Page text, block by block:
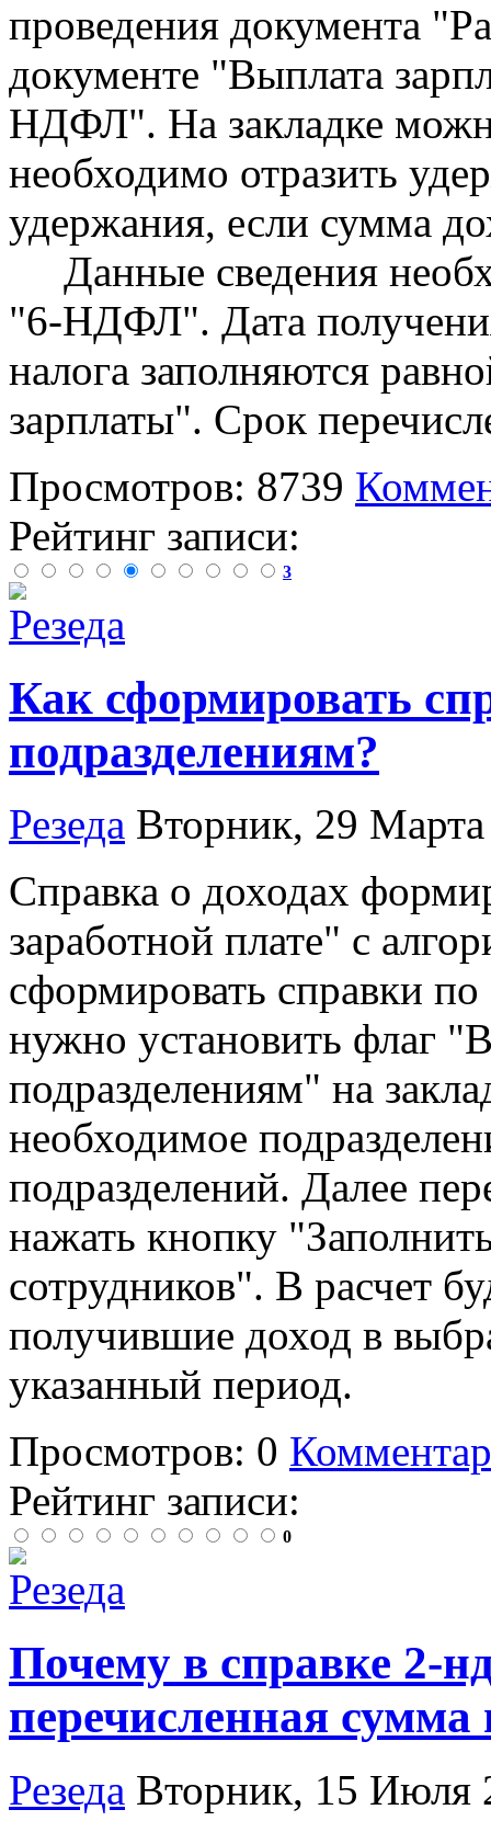
проведения документа
документе "Выплата
НДФЛ". На закладке
необходимо отразить
удержания, если сумма
Данные сведения
"6-НДФЛ". Дата
налога заполняются
зарплаты". Срок
Просмотров: 8739
Рейтинг записи:
3
Как сформировать
подразделениям?
Резеда Вторник, 29
Справка о доходах
заработной плате" с
сформировать справки
нужно установить флаг
подразделениям" на
необходимое
подразделений. Далее
нажать кнопку
сотрудников". В расчет
получившие доход в
указанный период.
Просмотров: 0
Рейтинг записи:
0
Почему в справке 2-
перечисленная сумма
Резеда Вторник, 15 Июля